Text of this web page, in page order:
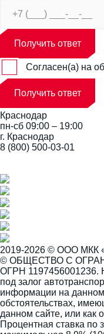
Получить ответ
Согласен(а) на
Получить ответ
Краснодар
пн-сб 09:00 – 19:00
г. Краснодар
8 (800) 500-03-01
2019-2026 © ООО МКК
© ОБЩЕСТВО С
ОГРН 1197456001236.
под залог
информации на данном
обстоятельствах,
данном сайте, или как
Процентная ставка по